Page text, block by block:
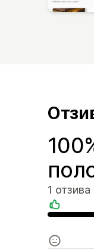
1 отзива